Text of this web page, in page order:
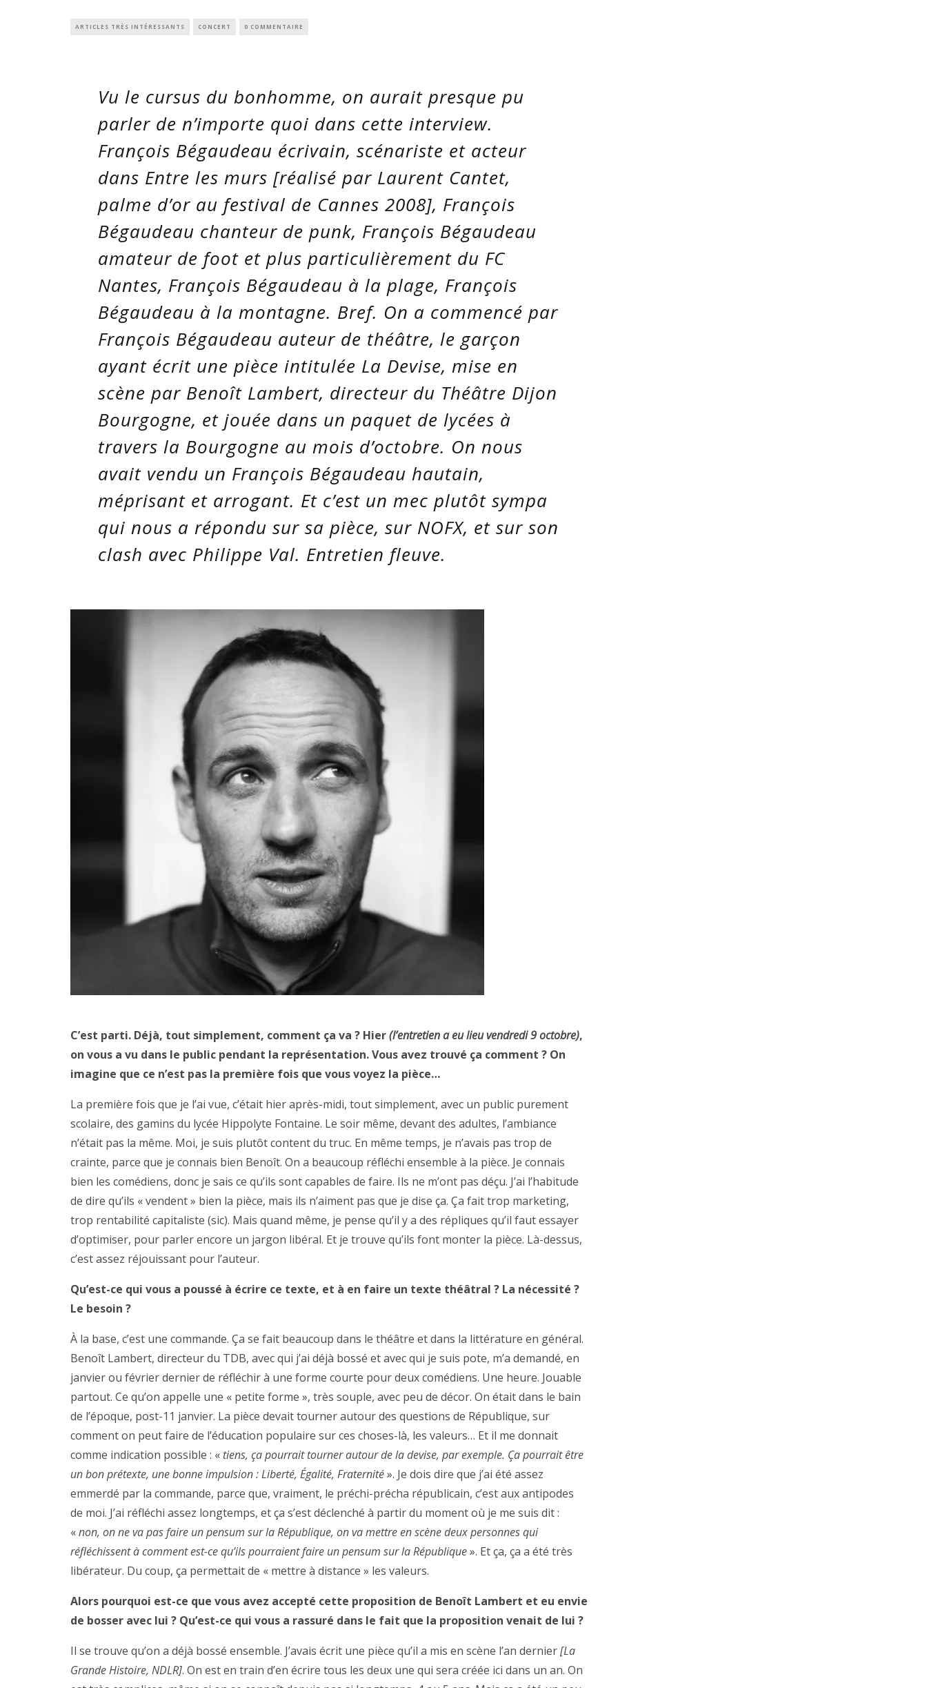
ARTICLES TRÈS INTÉRESSANTS CONCERT 0 COMMENTAIRE
Vu le cursus du bonhomme, on aurait presque pu
parler de n’importe quoi dans cette interview.
François Bégaudeau écrivain, scénariste et acteur
dans Entre les murs [réalisé par Laurent Cantet,
palme d’or au festival de Cannes 2008], François
Bégaudeau chanteur de punk, François Bégaudeau
amateur de foot et plus particulièrement du FC
Nantes, François Bégaudeau à la plage, François
Bégaudeau à la montagne. Bref. On a commencé par
François Bégaudeau auteur de théâtre, le garçon
ayant écrit une pièce intitulée La Devise, mise en
scène par Benoît Lambert, directeur du Théâtre Dijon
Bourgogne, et jouée dans un paquet de lycées à
travers la Bourgogne au mois d’octobre. On nous
avait vendu un François Bégaudeau hautain,
méprisant et arrogant. Et c’est un mec plutôt sympa
qui nous a répondu sur sa pièce, sur NOFX, et sur son
clash avec Philippe Val. Entretien fleuve.
C’est parti. Déjà, tout simplement, comment ça va ? Hier(l’entretien a eu lieu vendredi 9 octobre),
on vous a vu dans le public pendant la représentation. Vous avez trouvé ça comment ? On
imagine que ce n’est pas la première fois que vous voyez la pièce…
La première fois que je l’ai vue, c’était hier après-midi, tout simplement, avec un public purement
scolaire, des gamins du lycée Hippolyte Fontaine. Le soir même, devant des adultes, l’ambiance
n’était pas la même. Moi, je suis plutôt content du truc. En même temps, je n’avais pas trop de
crainte, parce que je connais bien Benoît. On a beaucoup réfléchi ensemble à la pièce. Je connais
bien les comédiens, donc je sais ce qu’ils sont capables de faire. Ils ne m’ont pas déçu. J’ai l’habitude
de dire qu’ils « vendent » bien la pièce, mais ils n’aiment pas que je dise ça. Ça fait trop marketing,
trop rentabilité capitaliste (sic). Mais quand même, je pense qu’il y a des répliques qu’il faut essayer
d’optimiser, pour parler encore un jargon libéral. Et je trouve qu’ils font monter la pièce. Là-dessus,
c’est assez réjouissant pour l’auteur.
Qu’est-ce qui vous a poussé à écrire ce texte, et à en faire un texte théâtral ? La nécessité ?
Le besoin ?
À la base, c’est une commande. Ça se fait beaucoup dans le théâtre et dans la littérature en général.
Benoît Lambert, directeur du TDB, avec qui j’ai déjà bossé et avec qui je suis pote, m’a demandé, en
janvier ou février dernier de réfléchir à une forme courte pour deux comédiens. Une heure. Jouable
partout. Ce qu’on appelle une « petite forme », très souple, avec peu de décor. On était dans le bain
de l’époque, post-11 janvier. La pièce devait tourner autour des questions de République, sur
comment on peut faire de l’éducation populaire sur ces choses-là, les valeurs… Et il me donnait
comme indication possible : « tiens, ça pourrait tourner autour de la devise, par exemple. Ça pourrait être
un bon prétexte, une bonne impulsion : Liberté, Égalité, Fraternité». Je dois dire que j’ai été assez
emmerdé par la commande, parce que, vraiment, le préchi-précha républicain, c’est aux antipodes
de moi. J’ai réfléchi assez longtemps, et ça s’est déclenché à partir du moment où je me suis dit :
«non, on ne va pas faire un pensum sur la République, on va mettre en scène deux personnes qui
réfléchissent à comment est-ce qu’ils pourraient faire un pensum sur la République». Et ça, ça a été très
libérateur. Du coup, ça permettait de « mettre à distance » les valeurs.
Alors pourquoi est-ce que vous avez accepté cette proposition de Benoît Lambert et eu envie
de bosser avec lui ? Qu’est-ce qui vous a rassuré dans le fait que la proposition venait de lui ?
Il se trouve qu’on a déjà bossé ensemble. J’avais écrit une pièce qu’il a mis en scène l’an dernier[La
Grande Histoire, NDLR]. On est en train d’en écrire tous les deux une qui sera créée ici dans un an. On